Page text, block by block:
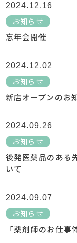
2024.12.16
お知らせ
忘年会開催
2024.12.02
お知らせ
新店オープンのお
2024.09.26
お知らせ
後発医薬品のある
いて
2024.09.07
お知らせ
「薬剤師のお仕事